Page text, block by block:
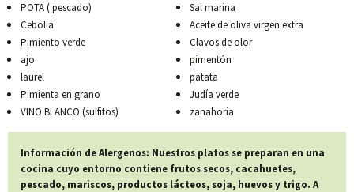
POTA ( pescado)
Cebolla
Pimiento verde
ajo
laurel
Pimienta en grano
VINO BLANCO (sulfitos)
Sal marina
Aceite de oliva virgen extra
Clavos de olor
pimentón
patata
Judía verde
zanahoria
Información de Alergenos: Nuestros platos se preparan en una
cocina cuyo entorno contiene frutos secos, cacahuetes,
pescado, mariscos, productos lácteos, soja, huevos y trigo. A